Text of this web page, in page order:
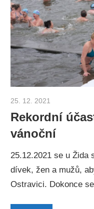
25. 12. 2021
Rekordní
vánoční
25.12.2021 se u Žida
dívek, žen a mužů,
Ostravici. Dokonce